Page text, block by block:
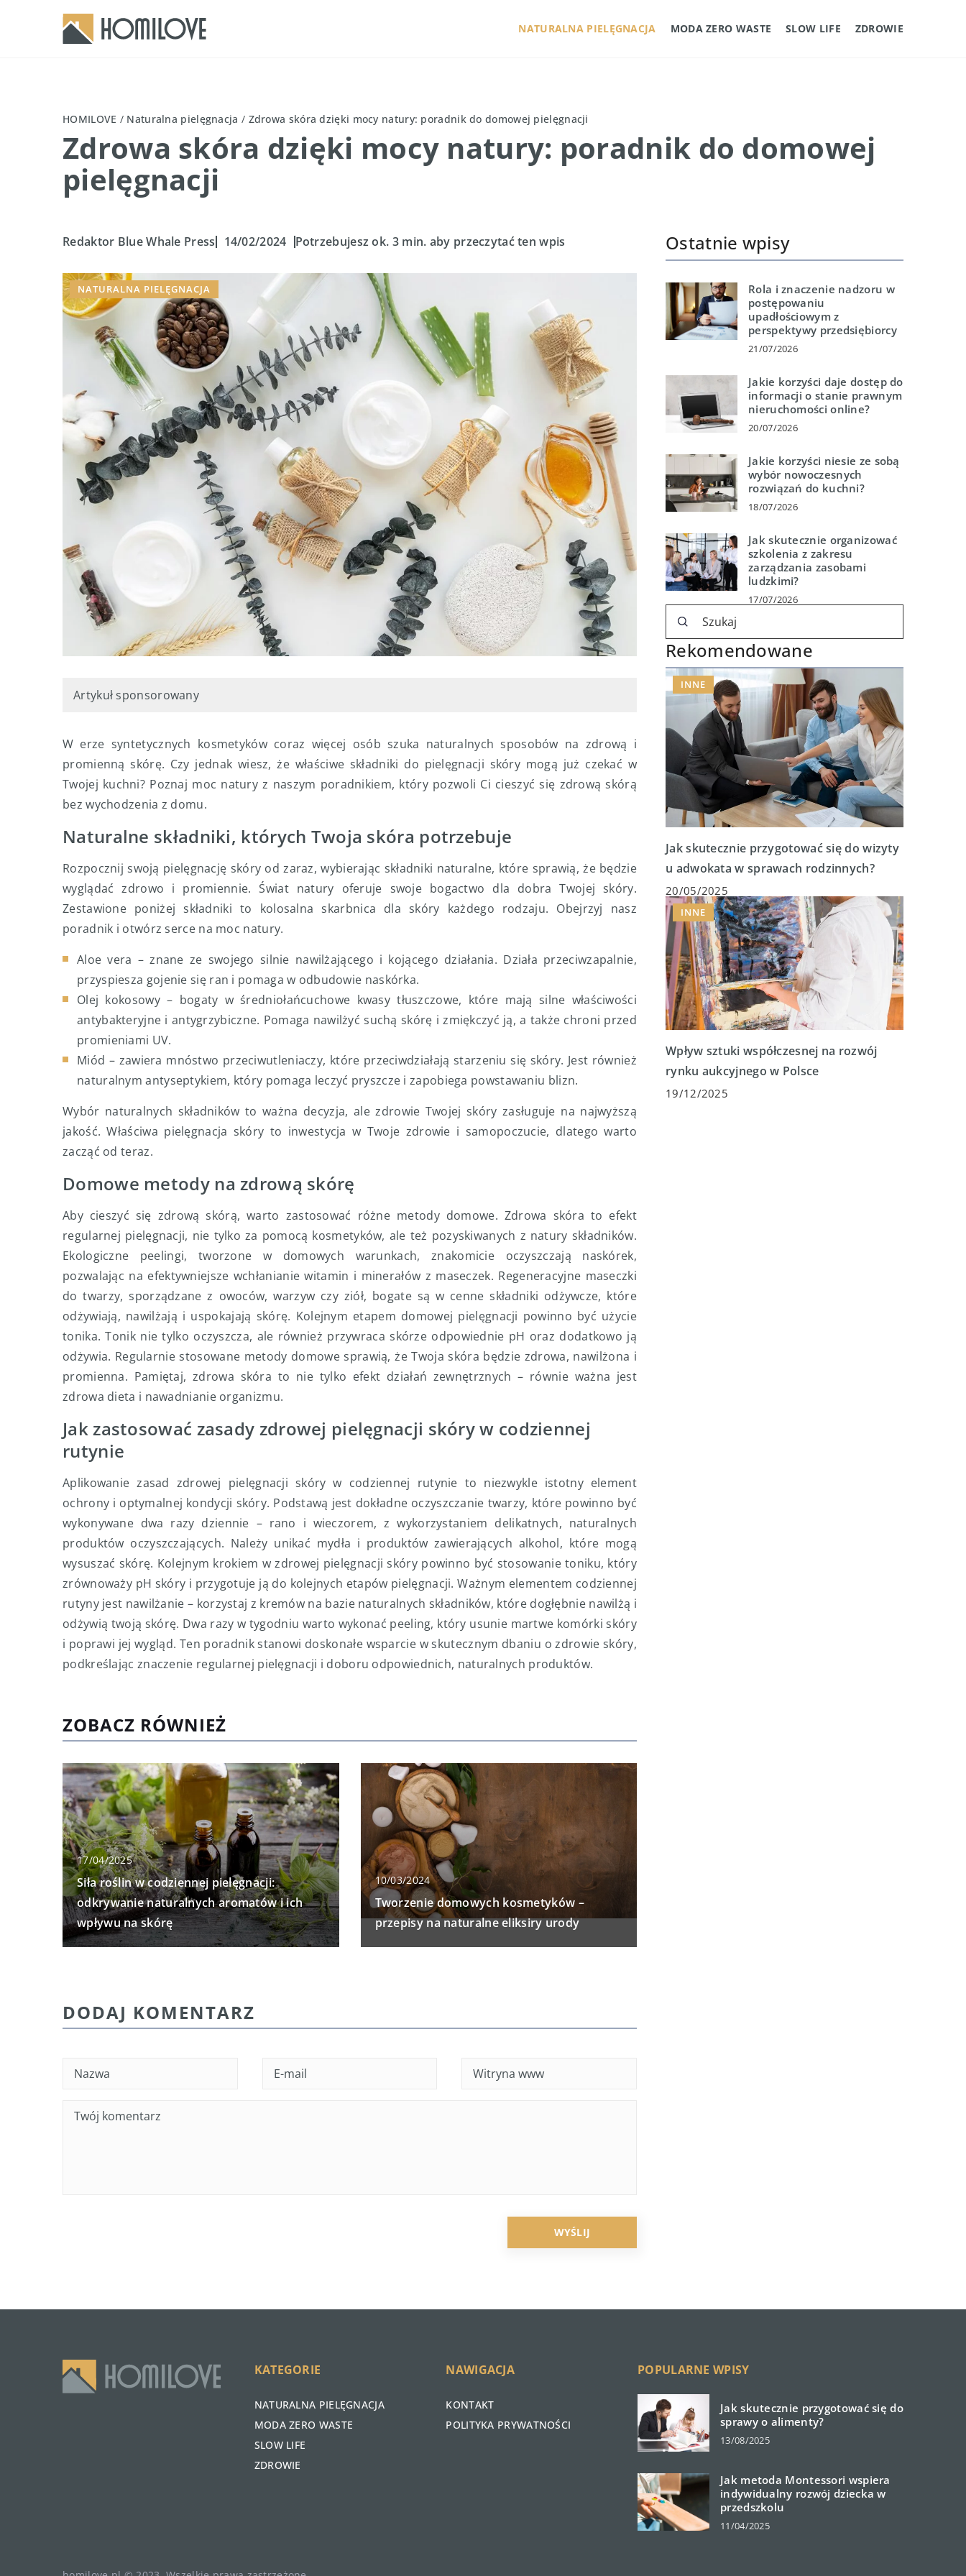
NATURALNA PIELĘGNACJA MODA ZERO WASTE SLOW LIFE ZDROWIE
HOMILOVE / Naturalna pielęgnacja / Zdrowa skóra dzięki mocy natury: poradnik do domowej pielęgnacji
Zdrowa skóra dzięki mocy natury: poradnik do domowej
pielęgnacji
Redaktor Blue Whale Press 14/02/2024 Potrzebujesz ok. 3 min. aby przeczytać ten wpis
NATURALNA PIELĘGNACJA
Artykuł sponsorowany
W erze syntetycznych kosmetyków coraz więcej osób szuka naturalnych sposobów na zdrową i
promienną skórę. Czy jednak wiesz, że właściwe składniki do pielęgnacji skóry mogą już czekać w
Twojej kuchni? Poznaj moc natury z naszym poradnikiem, który pozwoli Ci cieszyć się zdrową skórą
bez wychodzenia z domu.
Naturalne składniki, których Twoja skóra potrzebuje
Rozpocznij swoją pielęgnację skóry od zaraz, wybierając składniki naturalne, które sprawią, że będzie
wyglądać zdrowo i promiennie. Świat natury oferuje swoje bogactwo dla dobra Twojej skóry.
Zestawione poniżej składniki to kolosalna skarbnica dla skóry każdego rodzaju. Obejrzyj nasz
poradnik i otwórz serce na moc natury.
Aloe vera – znane ze swojego silnie nawilżającego i kojącego działania. Działa przeciwzapalnie,
przyspiesza gojenie się ran i pomaga w odbudowie naskórka.
Olej kokosowy – bogaty w średniołańcuchowe kwasy tłuszczowe, które mają silne właściwości
antybakteryjne i antygrzybiczne. Pomaga nawilżyć suchą skórę i zmiękczyć ją, a także chroni przed
promieniami UV.
Miód – zawiera mnóstwo przeciwutleniaczy, które przeciwdziałają starzeniu się skóry. Jest również
naturalnym antyseptykiem, który pomaga leczyć pryszcze i zapobiega powstawaniu blizn.
Wybór naturalnych składników to ważna decyzja, ale zdrowie Twojej skóry zasługuje na najwyższą
jakość. Właściwa pielęgnacja skóry to inwestycja w Twoje zdrowie i samopoczucie, dlatego warto
zacząć od teraz.
Domowe metody na zdrową skórę
Aby cieszyć się zdrową skórą, warto zastosować różne metody domowe. Zdrowa skóra to efekt
regularnej pielęgnacji, nie tylko za pomocą kosmetyków, ale też pozyskiwanych z natury składników.
Ekologiczne peelingi, tworzone w domowych warunkach, znakomicie oczyszczają naskórek,
pozwalając na efektywniejsze wchłanianie witamin i minerałów z maseczek. Regeneracyjne maseczki
do twarzy, sporządzane z owoców, warzyw czy ziół, bogate są w cenne składniki odżywcze, które
odżywiają, nawilżają i uspokajają skórę. Kolejnym etapem domowej pielęgnacji powinno być użycie
tonika. Tonik nie tylko oczyszcza, ale również przywraca skórze odpowiednie pH oraz dodatkowo ją
odżywia. Regularnie stosowane metody domowe sprawią, że Twoja skóra będzie zdrowa, nawilżona i
promienna. Pamiętaj, zdrowa skóra to nie tylko efekt działań zewnętrznych – równie ważna jest
zdrowa dieta i nawadnianie organizmu.
Jak zastosować zasady zdrowej pielęgnacji skóry w codziennej
rutynie
Aplikowanie zasad zdrowej pielęgnacji skóry w codziennej rutynie to niezwykle istotny element
ochrony i optymalnej kondycji skóry. Podstawą jest dokładne oczyszczanie twarzy, które powinno być
wykonywane dwa razy dziennie – rano i wieczorem, z wykorzystaniem delikatnych, naturalnych
produktów oczyszczających. Należy unikać mydła i produktów zawierających alkohol, które mogą
wysuszać skórę. Kolejnym krokiem w zdrowej pielęgnacji skóry powinno być stosowanie toniku, który
zrównoważy pH skóry i przygotuje ją do kolejnych etapów pielęgnacji. Ważnym elementem codziennej
rutyny jest nawilżanie – korzystaj z kremów na bazie naturalnych składników, które dogłębnie nawilżą i
odżywią twoją skórę. Dwa razy w tygodniu warto wykonać peeling, który usunie martwe komórki skóry
i poprawi jej wygląd. Ten poradnik stanowi doskonałe wsparcie w skutecznym dbaniu o zdrowie skóry,
podkreślając znaczenie regularnej pielęgnacji i doboru odpowiednich, naturalnych produktów.
ZOBACZ RÓWNIEŻ
17/04/2025
Siła roślin w codziennej pielęgnacji:
odkrywanie naturalnych aromatów i ich
wpływu na skórę
10/03/2024
Tworzenie domowych kosmetyków –
przepisy na naturalne eliksiry urody
Ostatnie wpisy
Rola i znaczenie nadzoru w
postępowaniu
upadłościowym z
perspektywy przedsiębiorcy
21/07/2026
Jakie korzyści daje dostęp do
informacji o stanie prawnym
nieruchomości online?
20/07/2026
Jakie korzyści niesie ze sobą
wybór nowoczesnych
rozwiązań do kuchni?
18/07/2026
Jak skutecznie organizować
szkolenia z zakresu
zarządzania zasobami
ludzkimi?
17/07/2026
Rekomendowane
INNE
Jak skutecznie przygotować się do wizyty
u adwokata w sprawach rodzinnych?
20/05/2025
INNE
Wpływ sztuki współczesnej na rozwój
rynku aukcyjnego w Polsce
19/12/2025
DODAJ KOMENTARZ
KATEGORIE
NATURALNA PIELĘGNACJA
MODA ZERO WASTE
SLOW LIFE
ZDROWIE
NAWIGACJA
KONTAKT
POLITYKA PRYWATNOŚCI
POPULARNE WPISY
Jak skutecznie przygotować się do
sprawy o alimenty?
13/08/2025
Jak metoda Montessori wspiera
indywidualny rozwój dziecka w
przedszkolu
11/04/2025